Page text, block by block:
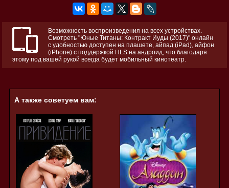
Возможность воспроизведения на всех устройствах.
Смотреть "Юные Титаны: Контракт Иуды (2017)" онлайн
с удобностью доступен на плашете, айпад (iPad), айфон
(iPhone) с поддержкой HLS на андроид, что благодаря
этому под вашей рукой всегда будет мобильный кинотеатр.
А также советуем вам: